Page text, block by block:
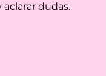
dudas.